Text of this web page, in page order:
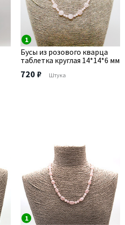
1
Бусы из розового кварца
таблетка круглая 14*14*6 мм
720 ₽ Штука
1